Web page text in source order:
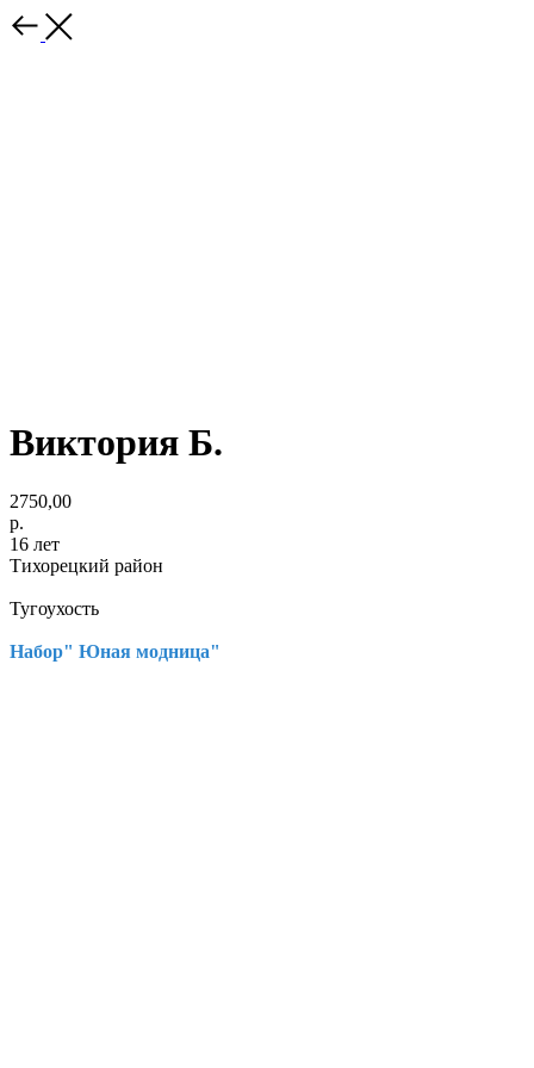
Виктория Б.
2750,00
р.
16 лет
Тихорецкий район
Тугоухость
Набор" Юная модница"